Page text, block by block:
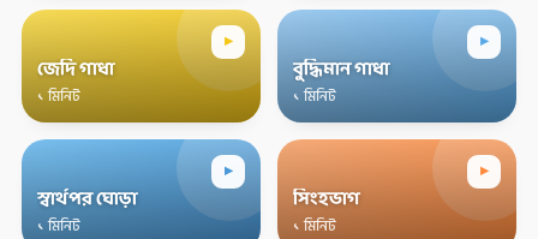
▸
জেদি গাধা
১ মিনিট
▸
বুদ্ধিমান গাধা
১ মিনিট
▸
স্বার্থপর ঘোড়া
১ মিনিট
▸
সিংহভাগ
১ মিনিট